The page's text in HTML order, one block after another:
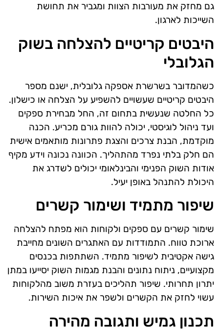
גם מחזק את מעורבות הצוות ומגביר את תחושת
השייכות לארגון.
היבטים קריטיים להצלחה בשוק
הגלובלי
כשהמדובר בשרשרת אספקה גלובלית, ישנם מספר
היבטים קריטיים שעשויים להשפיע על הצלחה או כישלון.
כל החלטה שנעשית בתחום זה, החל מבחירת ספקים
ועד ניהול לוגיסטי, יכולה להוות גורם מכריע. הכנה
מוקדמת, הבנת צרכים והצגת פתרונות מותאמים אישית
הם חלק בלתי נפרד מהתהליך. הכוונה נכונה וידע מקיף
אודות השוק הפנימי והבינלאומי יכולים לשדרג את
היכולת להתנהל באופן יעיל.
שיפור מתמיד ושימור קשרים
שימור קשרים עם ספקים ולקוחות הוא מפתח להצלחה
ארוכת טווח. התמודדות עם האתגרים השונים מחייבת
גישה אקטיבית לשיפור מתמיד. השתתפות בכנסים
מקצועיים, ניתוח נתונים והבנת מגמות השוק יסייעו במתן
יתרון תחרותי. שיפור תהליכים בעזרת משוב מהלקוחות
עשוי לחזק את הקשרים ולשפר את איכות השירות.
תכנון גמיש ותגובה מהירה